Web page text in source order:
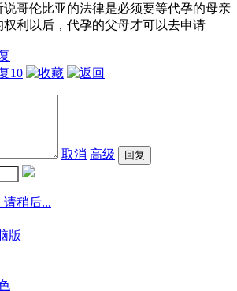
哥伦比亚的法律是必须要等代孕的母亲
利以后，代孕的父母才可以去申请
10
取消 高级
稍后...
版